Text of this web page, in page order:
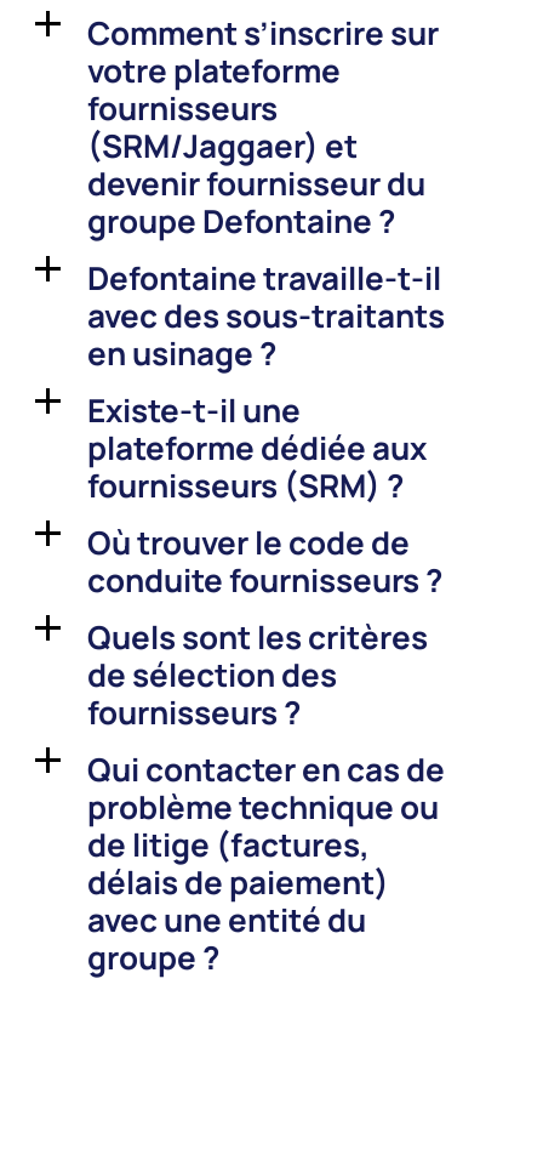
a
Comment s’inscrire sur
votre plateforme
fournisseurs
(SRM/Jaggaer) et
devenir fournisseur du
groupe Defontaine ?
a
Defontaine travaille-t-il
avec des sous-traitants
en usinage ?
a
Existe-t-il une
plateforme dédiée aux
fournisseurs (SRM) ?
a
Où trouver le code de
conduite fournisseurs ?
a
Quels sont les critères
de sélection des
fournisseurs ?
a
Qui contacter en cas de
problème technique ou
de litige (factures,
délais de paiement)
avec une entité du
groupe ?